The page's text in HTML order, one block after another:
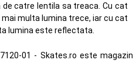
catre lentila sa treaca. Cu cat
multa lumina trece, iar cu cat
lumina este reflectata.
01 - Skates.ro este magazin